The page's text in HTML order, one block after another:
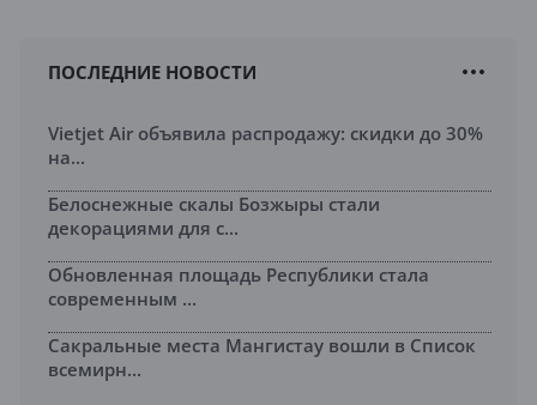
ПОСЛЕДНИЕ НОВОСТИ
Vietjet Air объявила распродажу: скидки до 30%
на...
Белоснежные скалы Бозжыры стали
декорациями для с...
Обновленная площадь Республики стала
современным ...
Сакральные места Мангистау вошли в Список
всемирн...